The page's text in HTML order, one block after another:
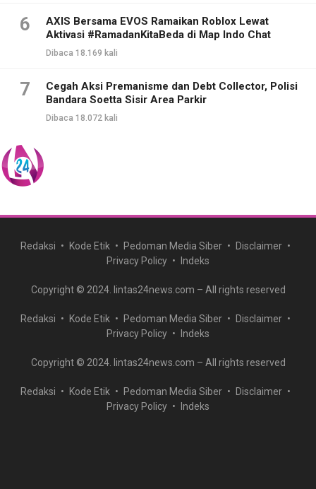
6
AXIS Bersama EVOS Ramaikan Roblox Lewat
Aktivasi #RamadanKitaBeda di Map Indo Chat
Dibaca 18.169 kali
7
Cegah Aksi Premanisme dan Debt Collector, Polisi
Bandara Soetta Sisir Area Parkir
Dibaca 18.072 kali
Redaksi Kode Etik Pedoman Media Siber
Disclaimer
Privacy Policy
Indeks
Copyright © 2024. lintas24news.com – All rights reserved
Redaksi Kode Etik Pedoman Media Siber
Disclaimer
Privacy Policy
Indeks
Copyright © 2024. lintas24news.com – All rights reserved
Redaksi Kode Etik Pedoman Media Siber
Disclaimer
Privacy Policy
Indeks